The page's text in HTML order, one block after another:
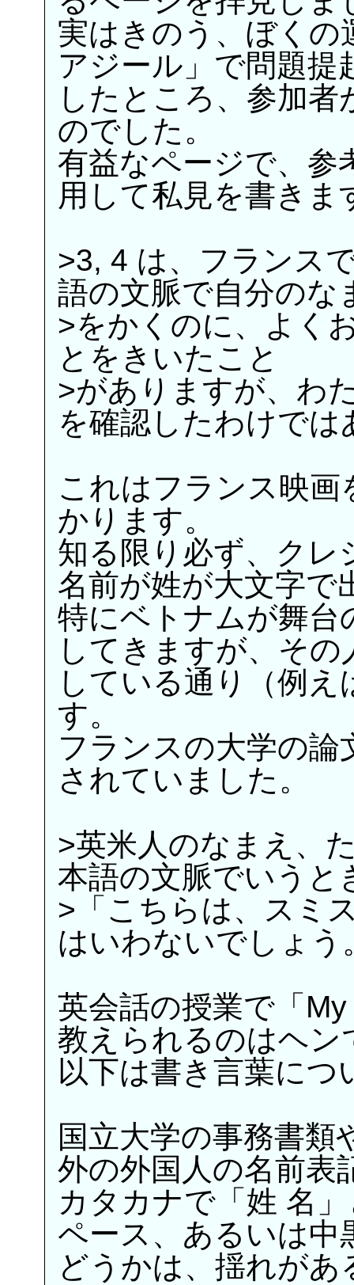
実はきのう、ぼくの
アジール」で問題提
したところ、参加
のでした。
有益なページで、参
用して私見を書きま
>3, 4 は、フランス
語の文脈で自分のな
>をかくのに、よく
とをきいたこと
>がありますが、わ
を確認したわけでは
これはフランス映
かります。
知る限り必ず、クレ
名前が姓が大文字で
特にベトナムが舞台
してきますが、その
している通り（例
す。
フランスの大学の
されていました。
>英米人のなまえ、
本語の文脈でいうと
>「こちらは、スミ
はいわないでしょう
英会話の授業で「
教えられるのはヘン
以下は書き言葉につ
国立大学の事務書類
外の外国人の名前表
カタカナで「姓 名
ペース、あるいは中
どうかは、揺れが